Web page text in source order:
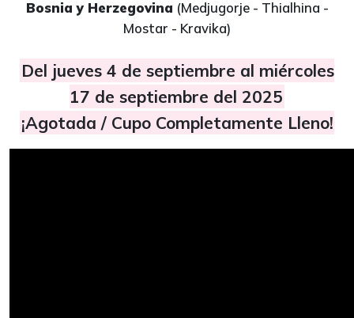
Bosnia y Herzegovina (Medjugorje - Thialhina -
Mostar - Kravika)
Del jueves 4 de septiembre al miércoles
17 de septiembre del 2025
¡Agotada / Cupo Completamente Lleno!